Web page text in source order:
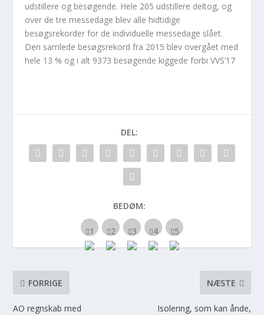
udstillere og besøgende. Hele 205 udstillere deltog, og
over de tre messedage blev alle hidtidige
besøgsrekorder for de individuelle messedage slået.
Den samlede besøgsrekord fra 2015 blev overgået med
hele 13 % og i alt 9373 besøgende kiggede forbi VVS’17
DEL:
BEDØM:
FORRIGE
AO regnskab med
NÆSTE
Isolering, som kan ånde,